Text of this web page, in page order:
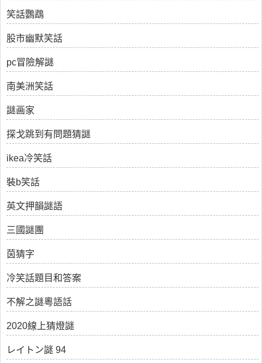
笑話鸚鵡
股市幽默笑話
pc冒險解謎
南美洲笑話
謎画家
探戈跳到有問題猜謎
ikea冷笑話
裝b笑話
英文押韻謎語
三國謎團
茵猜字
冷笑話題目和答案
不解之謎粵語話
2020線上猜燈謎
レイトン謎 94